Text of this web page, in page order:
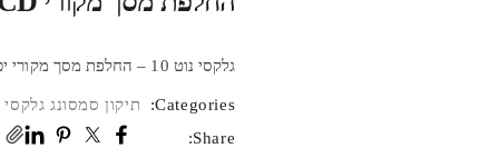
גלקסי נוט 10 – החלפת מסך מקורי יכול להתבצע באותו היום, עד 3 ימי עסקים תלוי בזמינות חלקים ועבודה.
Categories:
תיקון סמסונג גלקסי
Share: